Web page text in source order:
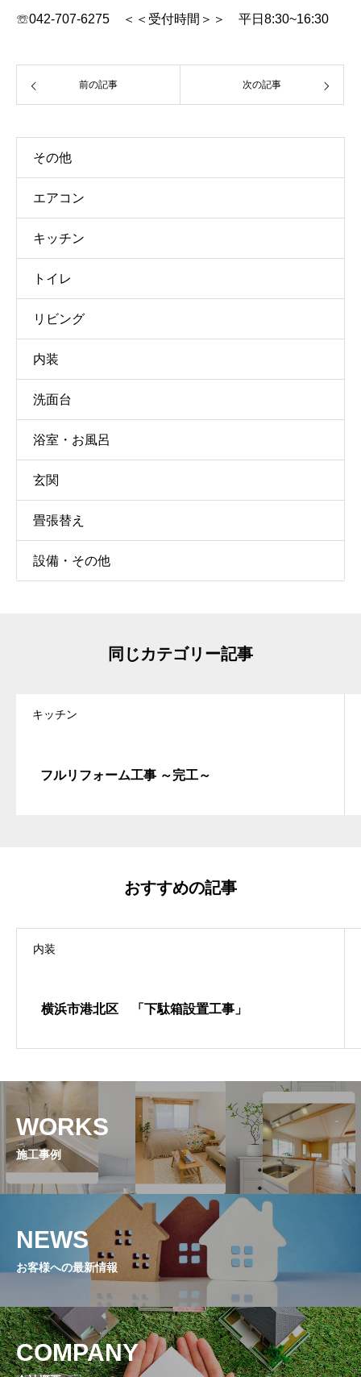
☏042-707-6275 ＜＜受付時間＞＞ 平日8:30~16:30
前の記事 次の記事
その他
エアコン
キッチン
トイレ
リビング
内装
洗面台
浴室・お風呂
玄関
畳張替え
設備・その他
同じカテゴリー記事
キッチン
フルリフォーム工事 ～完工～
おすすめの記事
内装
横浜市港北区 「下駄箱設置工事」
WORKS
施工事例
NEWS
お客様への最新情報
COMPANY